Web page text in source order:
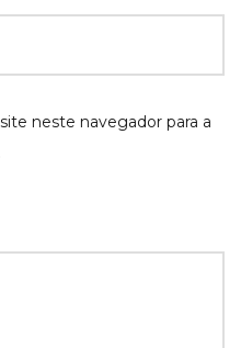
neste navegador para a